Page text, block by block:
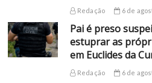
Redação 6 de
Pai é preso
estuprar as
em Euclides da
Redação 6 de